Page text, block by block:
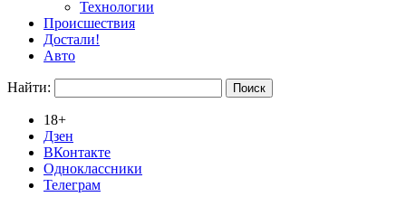
Технологии
Происшествия
Достали!
Авто
Найти:
18+
Дзен
ВКонтакте
Одноклассники
Телеграм